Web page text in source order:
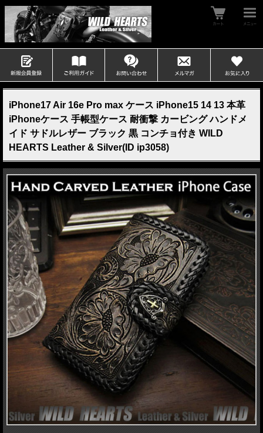
iPhone17 Air 16e Pro max ケース iPhone15 14 13 本革
iPhoneケース 手帳型ケース 耐衝撃 カービング ハンドメ
イド サドルレザー ブラック 黒 コンチョ付き WILD
HEARTS Leather & Silver(ID ip3058)